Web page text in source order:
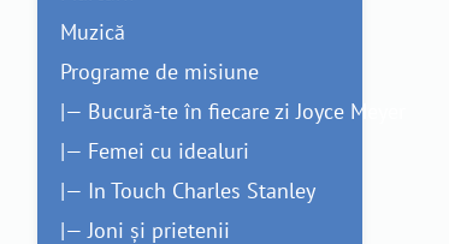
Muzică
Programe de misiune
|— Bucură-te în fiecare zi Joyce Meyer
|— Femei cu idealuri
|— In Touch Charles Stanley
|— Joni și prietenii